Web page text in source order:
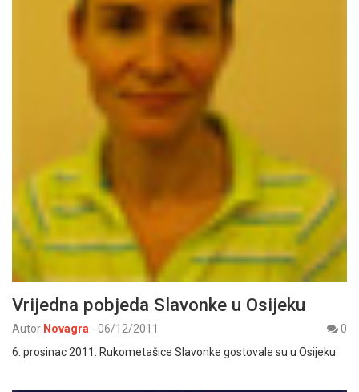
Vrijedna pobjeda Slavonke u Osijeku
Autor Novagra - 06/12/2011
0
6. prosinac 2011. Rukometašice Slavonke gostovale su u Osijeku